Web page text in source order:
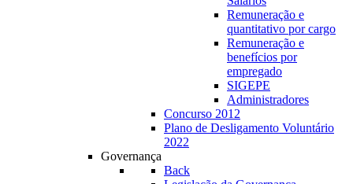
Remuneração e
quantitativo por cargo
Remuneração e
benefícios por
empregado
SIGEPE
Administradores
Concurso 2012
Plano de Desligamento Voluntário
2022
Governança
Back